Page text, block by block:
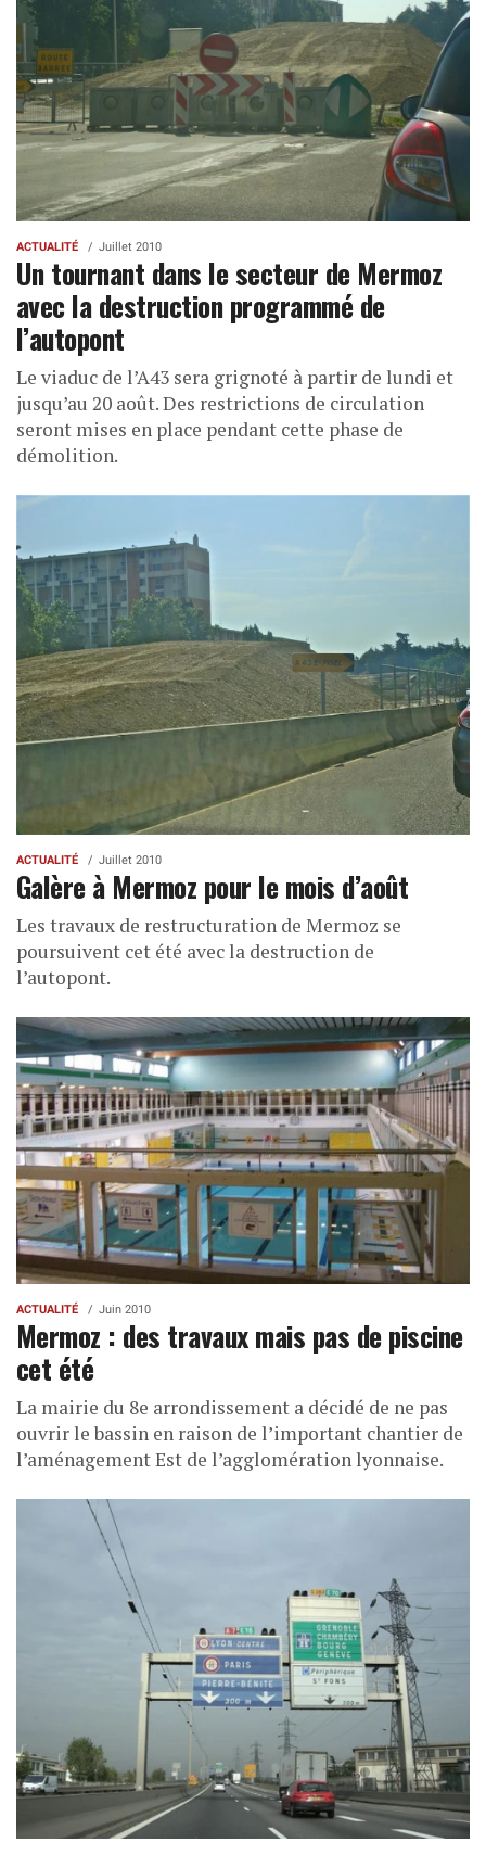
ACTUALITÉ Juillet 2010
Un tournant dans le secteur de Mermoz
avec la destruction programmé de
l’autopont
Le viaduc de l’A43 sera grignoté à partir de lundi et
jusqu’au 20 août. Des restrictions de circulation
seront mises en place pendant cette phase de
démolition.
ACTUALITÉ Juillet 2010
Galère à Mermoz pour le mois d’août
Les travaux de restructuration de Mermoz se
poursuivent cet été avec la destruction de
l’autopont.
ACTUALITÉ Juin 2010
Mermoz : des travaux mais pas de piscine
cet été
La mairie du 8e arrondissement a décidé de ne pas
ouvrir le bassin en raison de l’important chantier de
l’aménagement Est de l’agglomération lyonnaise.